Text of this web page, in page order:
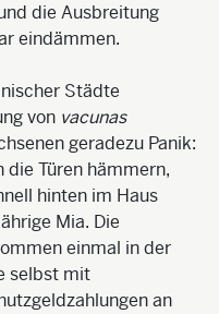
die Ausbreitung
eindämmen.
Städte
von vacunas
geradezu Panik:
die Türen hämmern,
hinten im Haus
Mia. Die
einmal in der
selbst mit
an